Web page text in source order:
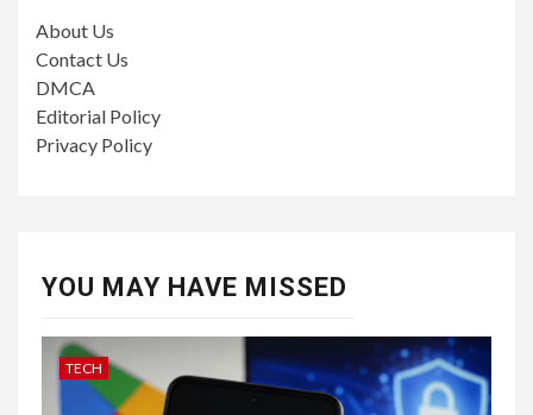
About Us
Contact Us
DMCA
Editorial Policy
Privacy Policy
YOU MAY HAVE MISSED
TECH